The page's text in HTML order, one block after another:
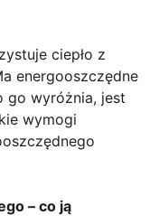
ciepło z
energooszczędne
go wyróżnia, jest
wymogi
– co ją